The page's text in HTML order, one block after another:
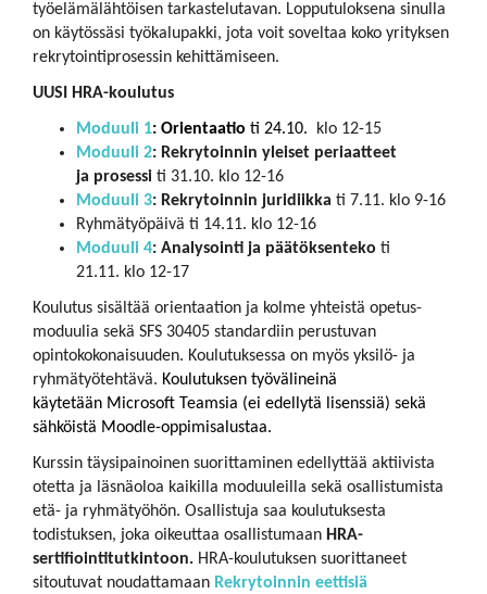
työelämälähtöisen tarkastelutavan. Lopputuloksena sinulla
on käytössäsi työkalupakki, jota voit soveltaa koko yrityksen
rekrytointiprosessin kehittämiseen.
​​​​​​​UUSI HRA-koulutus
Moduuli 1: Orientaatio ti 24.10.
klo 12-15
Moduuli 2: Rekrytoinnin yleiset periaatteet
ja prosessi ti 31.10. klo 12-16
Moduuli 3: Rekrytoinnin juridiikka ti 7.11. klo 9-16
Ryhmätyöpäivä ti 14.11. klo 12-16
Moduuli 4: Analysointi ja päätöksenteko ti
21.11. klo 12-17
Koulutus sisältää orientaation ja kolme yhteistä opetus-
moduulia sekä SFS 30405 standardiin perustuvan
opintokokonaisuuden. Koulutuksessa on myös yksilö- ja
ryhmätyötehtävä. Koulutuksen työvälineinä
käytetään Microsoft Teamsia (ei edellytä lisenssiä) sekä
sähköistä Moodle-oppimisalustaa.
Kurssin täysipainoinen suorittaminen edellyttää aktiivista
otetta ja läsnäoloa kaikilla moduuleilla sekä osallistumista
etä- ja ryhmätyöhön. Osallistuja saa koulutuksesta
todistuksen, joka oikeuttaa osallistumaan HRA-
sertifiointitutkintoon. HRA-koulutuksen suorittaneet
sitoutuvat noudattamaan Rekrytoinnin eettisiä